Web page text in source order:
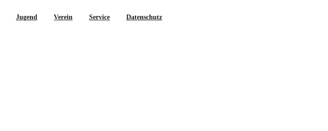
Jugend Verein Service Datenschutz